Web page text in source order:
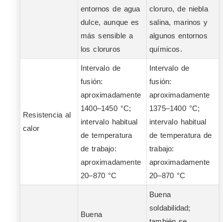
entornos de agua
dulce, aunque es
más sensible a
los cloruros
cloruro, de niebla
salina, marinos y
algunos entornos
químicos.
Resistencia al
calor
Intervalo de
fusión:
aproximadamente
1400–1450 °C;
intervalo habitual
de temperatura
de trabajo:
aproximadamente
20–870 °C
Intervalo de
fusión:
aproximadamente
1375–1400 °C;
intervalo habitual
de temperatura de
trabajo:
aproximadamente
20–870 °C
Buena
Buena
soldabilidad;